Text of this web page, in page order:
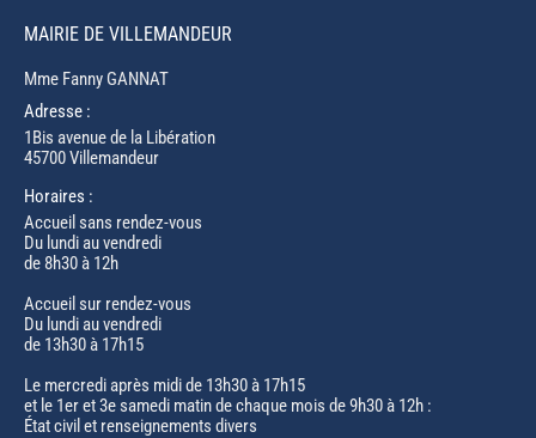
MAIRIE DE VILLEMANDEUR
Mme Fanny GANNAT
Adresse :
1Bis avenue de la Libération
45700 Villemandeur
Horaires :
Accueil sans rendez-vous
Du lundi au vendredi
de 8h30 à 12h
Accueil sur rendez-vous
Du lundi au vendredi
de 13h30 à 17h15
Le mercredi après midi de 13h30 à 17h15
et le 1er et 3e samedi matin de chaque mois de 9h30 à 12h :
État civil et renseignements divers